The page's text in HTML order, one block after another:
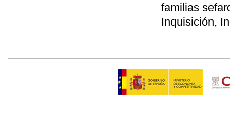
familias
Inquisición,